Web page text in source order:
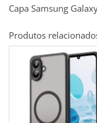
Capa Samsung
Produtos